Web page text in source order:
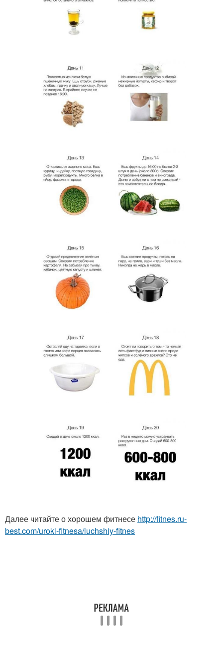
Далее читайте о хорошем фитнесе http://fitnes.ru-
best.com/uroki-fitnesa/luchshiy-fitnes